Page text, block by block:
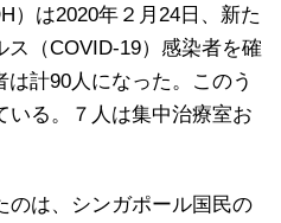
）は2020年２月24日、新た
（COVID-19）感染者を確
計90人になった。このう
いる。７人は集中治療室お
のは、シンガポール国民の